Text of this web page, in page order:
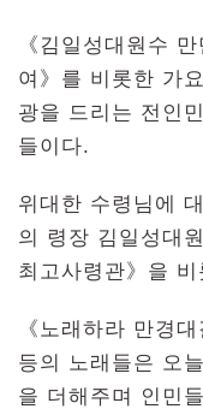
《김일성대원수
여》를 비롯한 가
광을 드리는 전인
들이다.
위대한 수령님에
의 령장 김일성대
최고사령관》을
《노래하라 만경
등의 노래들은 오
을 더해주며 인민